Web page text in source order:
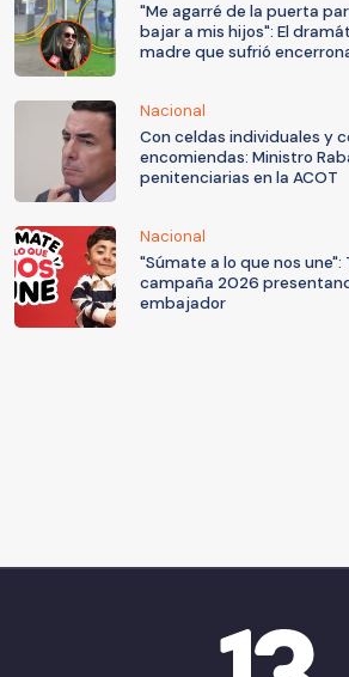
"Me agarré de la puerta
bajar a mis hijos": El
madre que sufrió
Nacional
Con celdas individuales y
encomiendas: Ministro
penitenciarias en la ACOT
Nacional
"Súmate a lo que nos une":
campaña 2026
embajador